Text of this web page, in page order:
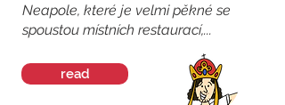
Neapole, které je velmi pěkné se
spoustou místních restaurací,...
read